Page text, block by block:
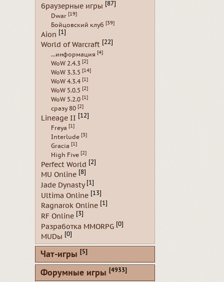
браузерные игры [87]
Dwar [19]
Бойцовский клуб [39]
Aion [1]
World of Warcraft [22]
...информация [4]
WoW 2.4.3 [2]
WoW 3.3.5 [14]
WoW 4.3.4 [1]
WoW 5.0.5 [2]
WoW 5.2.0 [1]
сразу 80 [2]
Lineage II [12]
Freya [1]
Interlude [3]
Gracia [1]
High Five [2]
Perfect World [2]
MU Online [8]
Jade Dynasty [1]
Ultima Online [13]
Ragnarok Online [1]
RF Online [3]
Разработка MMORPG [0]
MUDы [0]
Чат-игры [5]
Форумные игры [4933]